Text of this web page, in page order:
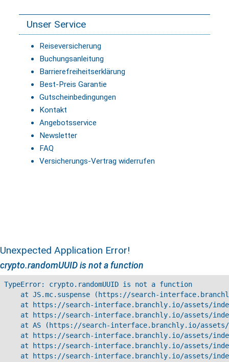
Unser Service
Reiseversicherung
Buchungsanleitung
Barrierefreiheitserklärung
Best-Preis Garantie
Gutscheinbedingungen
Kontakt
Angebotsservice
Newsletter
FAQ
Versicherungs-Vertrag widerrufen
Unexpected Application Error!
crypto.randomUUID is not a function
TypeError: crypto.randomUUID is not a function
at JS.mc.suspense (https://search-
at https://search-interface.branchly.io/assets/
at https://search-interface.branchly.io/assets/
at AS (https://search-interface.branchly.io/
at https://search-interface.branchly.io/assets/
at https://search-interface.branchly.io/assets/
at https://search-interface.branchly.io/assets/